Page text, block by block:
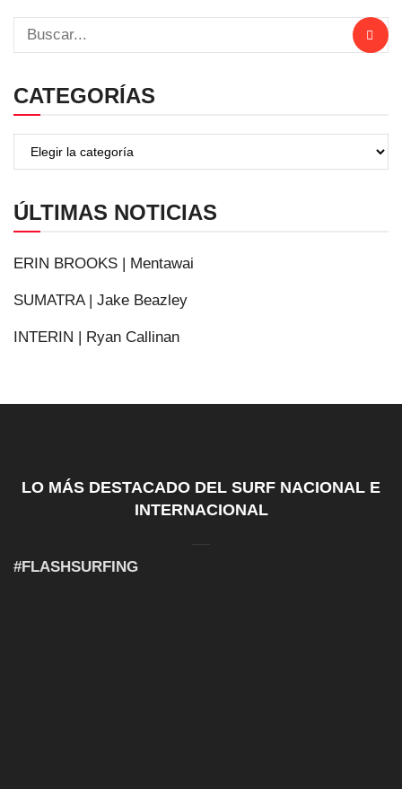
CATEGORÍAS
ÚLTIMAS NOTICIAS
ERIN BROOKS | Mentawai
SUMATRA | Jake Beazley
INTERIN | Ryan Callinan
LO MÁS DESTACADO DEL SURF NACIONAL E
INTERNACIONAL
#FLASHSURFING